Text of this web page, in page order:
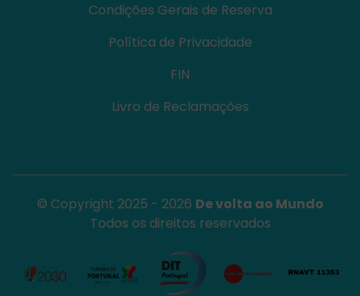
Condições Gerais de Reserva
Política de Privacidade
FIN
Livro de Reclamações
© Copyright 2025 - 2026 De volta ao Mundo
Todos os direitos reservados